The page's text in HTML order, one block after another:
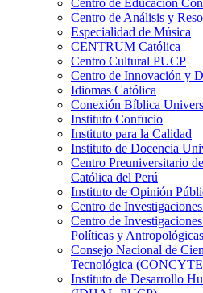
Centro de Educación
Centro de Análisis y
Especialidad de Música
CENTRUM Católica
Centro Cultural PUCP
Centro de Innovación y
Idiomas Católica
Conexión Bíblica
Instituto Confucio
Instituto para la Calidad
Instituto de Docencia
Centro Preuniversitario
Católica del Perú
Instituto de Opinión
Centro de
Centro de
Políticas y
Consejo Nacional de
Tecnológica
Instituto de Desarrollo